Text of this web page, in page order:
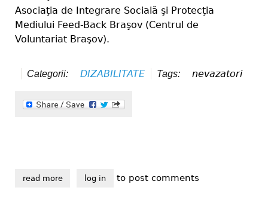
Asociaţia de Integrare Socială şi Protecţia
Mediului Feed-Back Braşov (Centrul de
Voluntariat Braşov).
Categorii: DIZABILITATE Tags: nevazatori
read moreabout cină pe întuneric, o provocare lansată de
log in to post comments